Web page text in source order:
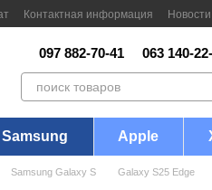
Контактная информация Новости
097 882-70-41 063 140-
Samsung Apple
Samsung Galaxy S Galaxy S25 Edge